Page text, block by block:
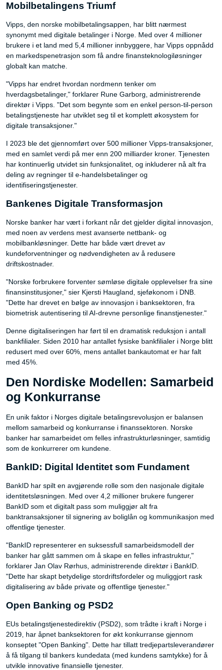
Mobilbetalingens Triumf
Vipps, den norske mobilbetalingsappen, har blitt nærmest
synonymt med digitale betalinger i Norge. Med over 4 millioner
brukere i et land med 5,4 millioner innbyggere, har Vipps oppnådd
en markedspenetrasjon som få andre finansteknologiløsninger
globalt kan matche.
"Vipps har endret hvordan nordmenn tenker om
hverdagsbetalinger," forklarer Rune Garborg, administrerende
direktør i Vipps. "Det som begynte som en enkel person-til-person
betalingstjeneste har utviklet seg til et komplett økosystem for
digitale transaksjoner."
I 2023 ble det gjennomført over 500 millioner Vipps-transaksjoner,
med en samlet verdi på mer enn 200 milliarder kroner. Tjenesten
har kontinuerlig utvidet sin funksjonalitet, og inkluderer nå alt fra
deling av regninger til e-handelsbetalinger og
identifiseringstjenester.
Bankenes Digitale Transformasjon
Norske banker har vært i forkant når det gjelder digital innovasjon,
med noen av verdens mest avanserte nettbank- og
mobilbankløsninger. Dette har både vært drevet av
kundeforventninger og nødvendigheten av å redusere
driftskostnader.
"Norske forbrukere forventer sømløse digitale opplevelser fra sine
finansinstitusjoner," sier Kjersti Haugland, sjeføkonom i DNB.
"Dette har drevet en bølge av innovasjon i banksektoren, fra
biometrisk autentisering til AI-drevne personlige finanstjenester."
Denne digitaliseringen har ført til en dramatisk reduksjon i antall
bankfilialer. Siden 2010 har antallet fysiske bankfilialer i Norge blitt
redusert med over 60%, mens antallet bankautomat er har falt
med 45%.
Den Nordiske Modellen: Samarbeid
og Konkurranse
En unik faktor i Norges digitale betalingsrevolusjon er balansen
mellom samarbeid og konkurranse i finanssektoren. Norske
banker har samarbeidet om felles infrastrukturløsninger, samtidig
som de konkurrerer om kundene.
BankID: Digital Identitet som Fundament
BankID har spilt en avgjørende rolle som den nasjonale digitale
identitetsløsningen. Med over 4,2 millioner brukere fungerer
BankID som et digitalt pass som muliggjør alt fra
banktransaksjoner til signering av boliglån og kommunikasjon med
offentlige tjenester.
"BankID representerer en suksessfull samarbeidsmodell der
banker har gått sammen om å skape en felles infrastruktur,"
forklarer Jan Olav Rørhus, administrerende direktør i BankID.
"Dette har skapt betydelige stordriftsfordeler og muliggjort rask
digitalisering av både private og offentlige tjenester."
Open Banking og PSD2
EUs betalingstjenestedirektiv (PSD2), som trådte i kraft i Norge i
2019, har åpnet banksektoren for økt konkurranse gjennom
konseptet "Open Banking". Dette har tillatt tredjepartsleverandører
å få tilgang til bankers kundedata (med kundens samtykke) for å
utvikle innovative finansielle tjenester.